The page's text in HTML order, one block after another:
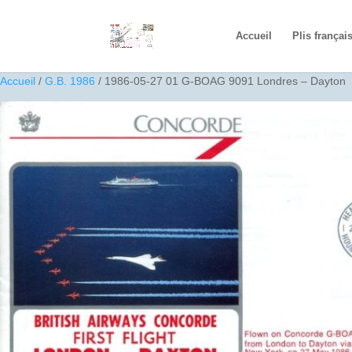
Accueil Plis français
Accueil / G.B. 1986 / 1986-05-27 01 G-BOAG 9091 Londres – Dayton